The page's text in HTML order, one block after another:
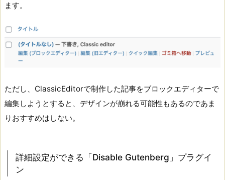
ます。
ただし、ClassicEditorで制作した記事をブロックエディターで
編集しようとすると、デザインが崩れる可能性もあるのであま
りおすすめはしない。
詳細設定ができる「Disable Gutenberg」プラグイ
ン